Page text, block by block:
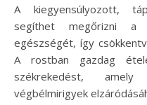
A kiegyensúlyozott,
segíthet megőrizni a
egészségét, így
A rostban gazdag
székrekedést,
végbélmirigyek